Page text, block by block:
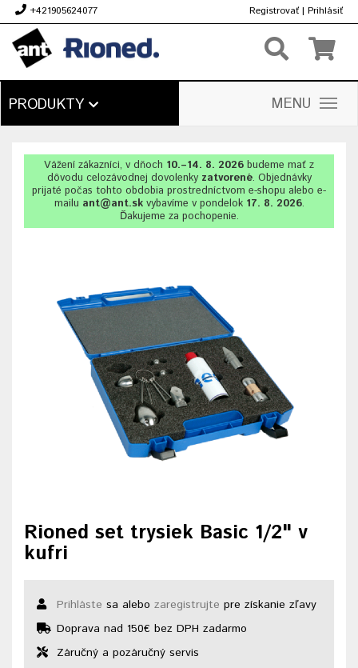
+421905624077 Registrovať | Prihlásiť
PRODUKTY MENU
Vážení zákazníci, v dňoch 10.–14. 8. 2026 budeme mať z
dôvodu celozávodnej dovolenkyzatvorené. Objednávky
prijaté počas tohto obdobia prostredníctvom e-shopu alebo e-
mailu ant@ant.skvybavíme v pondelok 17. 8. 2026.
Ďakujeme za pochopenie.
Rioned set trysiek Basic 1/2" v
kufri
Prihláste sa alebo zaregistrujte pre získanie zľavy
Doprava nad 150€ bez DPH zadarmo
Záručný a pozáručný servis